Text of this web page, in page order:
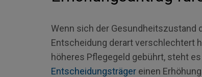
Wenn sich der Gesundheitszustand
Entscheidung derart verschlechtert
höheres Pflegegeld gebührt, steht
Entscheidungsträger einen